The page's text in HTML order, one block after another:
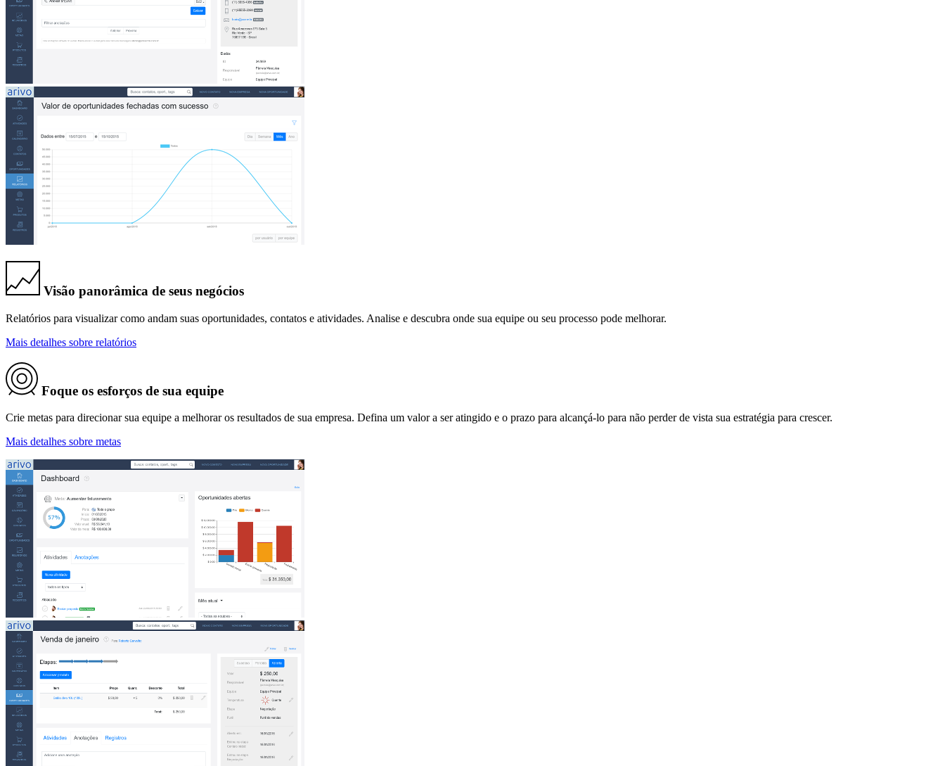
Visão panorâmica de seus negócios
Relatórios para visualizar como andam suas oportunidades, contatos e atividades. Analise e descubra onde sua equipe ou seu processo pode melhorar.
Mais detalhes sobre relatórios
Foque os esforços de sua equipe
Crie metas para direcionar sua equipe a melhorar os resultados de sua empresa. Defina um valor a ser atingido e o prazo para alcançá-lo para não perder de vista sua estratégia para crescer.
Mais detalhes sobre metas